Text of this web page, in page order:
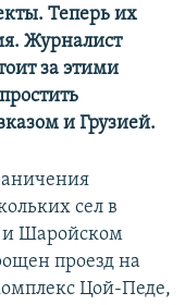
Теперь их
Журналист
за этими
и Грузией.
сел в
и Шаройском
проезд на
Цой-Педе,